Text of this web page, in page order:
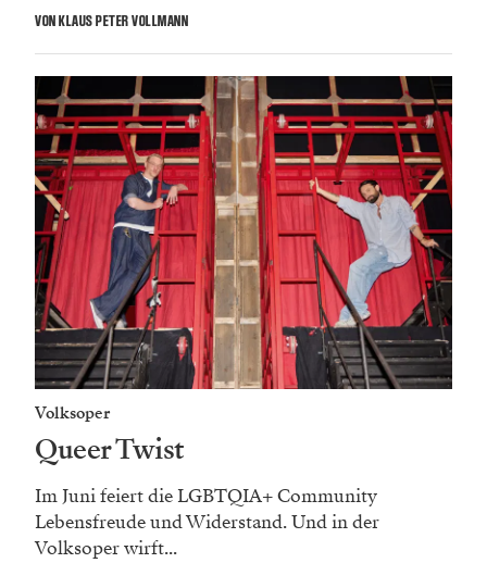
VON KLAUS PETER VOLLMANN
Volksoper
Queer Twist
Im Juni feiert die LGBTQIA+ Community
Lebensfreude und Widerstand. Und in der
Volksoper wirft...